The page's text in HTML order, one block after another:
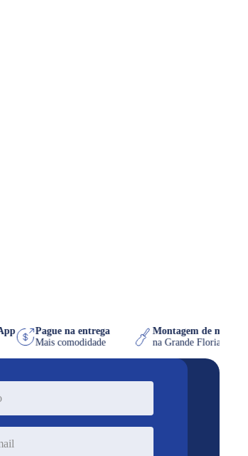
Pague na entrega
Mais comodidade
Montagem de
na Grande